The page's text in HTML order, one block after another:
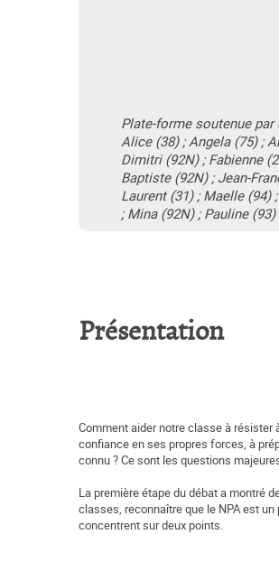
Plate-forme soutenue par
Alice (38) ; Angela (75) ;
Dimitri (92N) ; Fabienne
Baptiste (92N) ; Jean-
Laurent (31) ; Maelle (94)
; Mina (92N) ; Pauline
Présentation
Comment aider notre classe à résister
confiance en ses propres forces, à
connu ? Ce sont les questions
La première étape du débat a montré
classes, reconnaître que le NPA est
concentrent sur deux points.